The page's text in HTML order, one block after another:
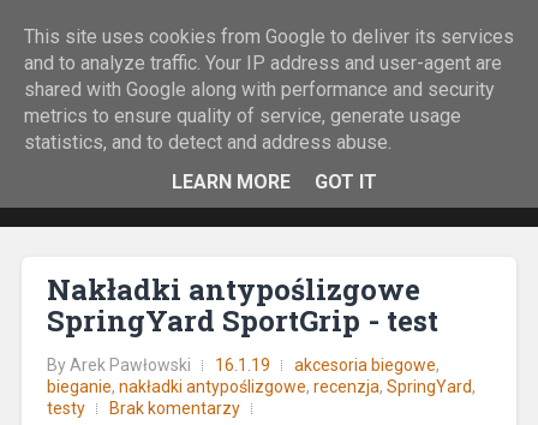
Rock&Run
O bieganiu z górskiej perspektywy.
Nakładki antypoślizgowe
SpringYard SportGrip - test
ByArek Pawłowski 16.1.19 akcesoria biegowe,
bieganie, nakładki antypoślizgowe, recenzja, SpringYard,
testy
Brak komentarzy
This site uses cookies from Google to deliver its services
and to analyze traffic. Your IP address and user-agent are
shared with Google along with performance and security
metrics to ensure quality of service, generate usage
statistics, and to detect and address abuse.
LEARN MORE
GOT IT